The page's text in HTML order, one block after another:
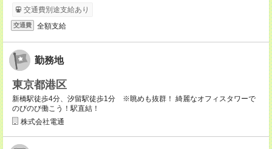
交通費別途支給あり
交通費 全額支給
勤務地
東京都港区
新橋駅徒歩4分、汐留駅徒歩1分 ※眺めも抜群！ 綺麗なオフィスタワーで
のびのび働こう！駅直結！
株式会社電通